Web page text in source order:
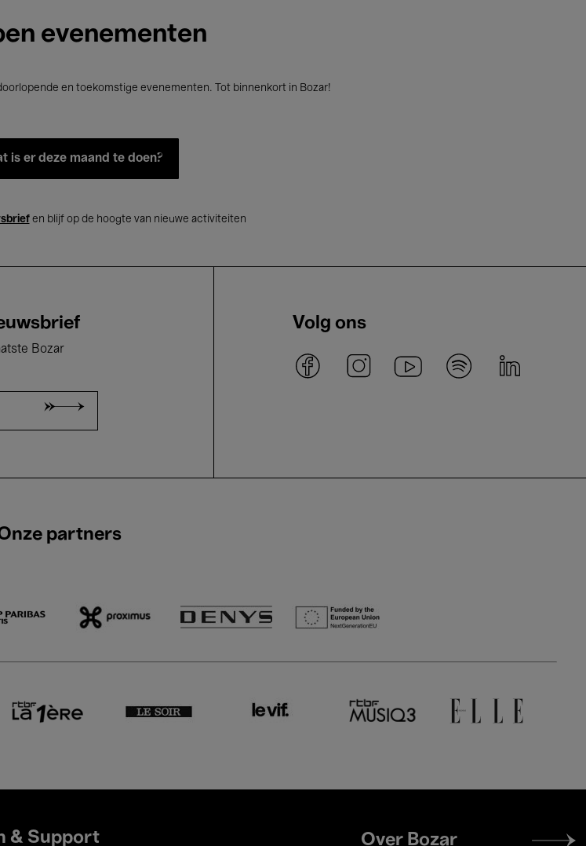
evenementen
en toekomstige evenementen. Tot binnenkort in Bozar!
is er deze maand te doen?
en blijf op de hoogte van nieuwe activiteiten
Bozar
Volg ons
partners
& Support
Footer
Over Bozar